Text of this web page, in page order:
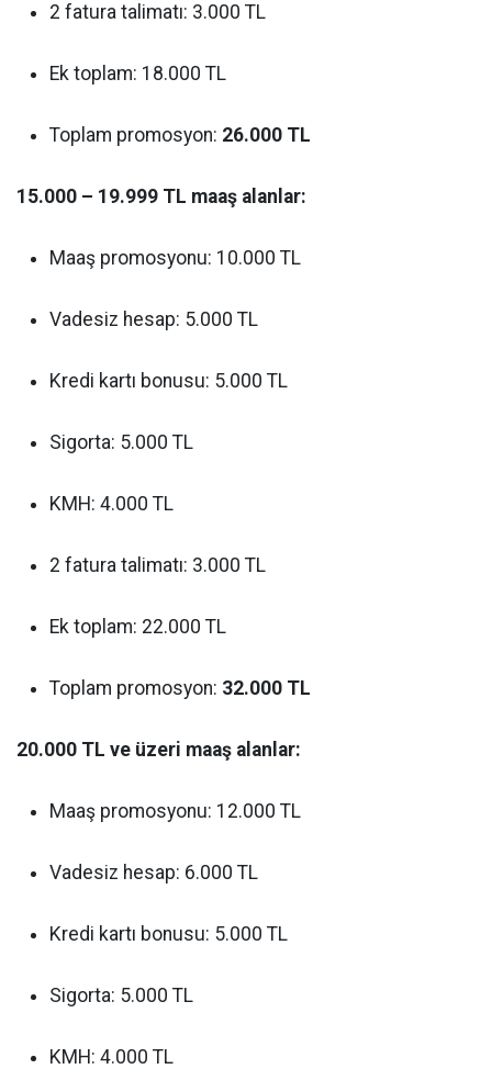
2 fatura talimatı: 3.000 TL
Ek toplam: 18.000 TL
Toplam promosyon: 26.000 TL
15.000 – 19.999 TL maaş alanlar:
Maaş promosyonu: 10.000 TL
Vadesiz hesap: 5.000 TL
Kredi kartı bonusu: 5.000 TL
Sigorta: 5.000 TL
KMH: 4.000 TL
2 fatura talimatı: 3.000 TL
Ek toplam: 22.000 TL
Toplam promosyon: 32.000 TL
20.000 TL ve üzeri maaş alanlar:
Maaş promosyonu: 12.000 TL
Vadesiz hesap: 6.000 TL
Kredi kartı bonusu: 5.000 TL
Sigorta: 5.000 TL
KMH: 4.000 TL